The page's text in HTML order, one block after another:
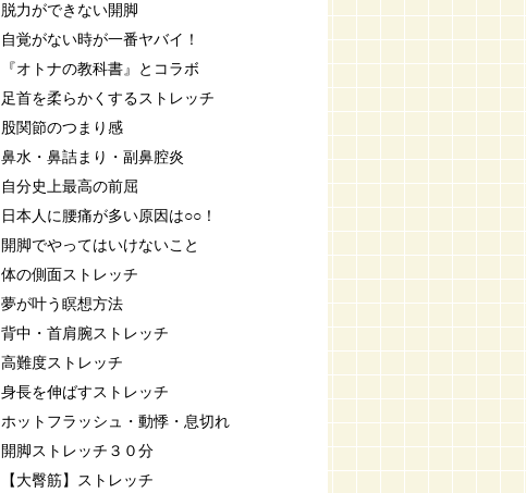
脱力ができない開脚
自覚がない時が一番ヤバイ！
『オトナの教科書』とコラボ
足首を柔らかくするストレッチ
股関節のつまり感
鼻水・鼻詰まり・副鼻腔炎
自分史上最高の前屈
日本人に腰痛が多い原因は○○！
開脚でやってはいけないこと
体の側面ストレッチ
夢が叶う瞑想方法
背中・首肩腕ストレッチ
高難度ストレッチ
身長を伸ばすストレッチ
ホットフラッシュ・動悸・息切れ
開脚ストレッチ３０分
【大臀筋】ストレッチ